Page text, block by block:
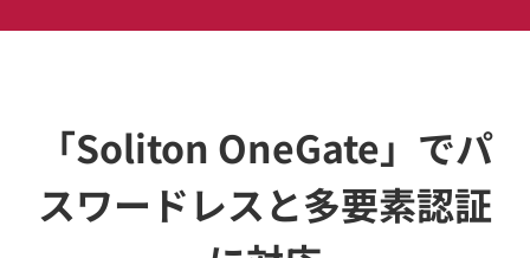
「Soliton OneGate」でパ
スワードレスと多要素認証